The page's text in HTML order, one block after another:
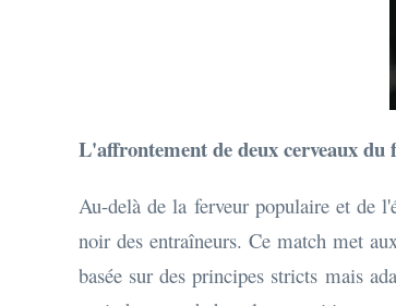
L'affrontement de deux cerveaux du
Au-delà de la ferveur populaire et de
noir des entraîneurs. Ce match met
basée sur des principes stricts mais